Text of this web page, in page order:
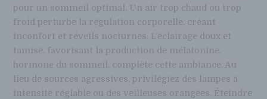
pour un sommeil optimal. Un air trop chaud ou trop
froid perturbe la régulation corporelle, créant
inconfort et réveils nocturnes. L’éclairage doux et
tamisé, favorisant la production de mélatonine,
hormone du sommeil, complète cette ambiance. Au
lieu de sources agressives, privilégiez des lampes à
intensité réglable ou des veilleuses orangées. Éteindre